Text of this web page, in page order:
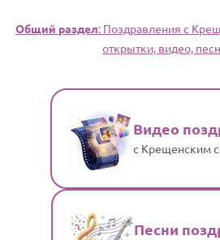
Общий раздел: Поздравления с
открытки, видео,
Видео
с Крещенским
Песни